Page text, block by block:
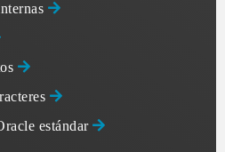
estándar